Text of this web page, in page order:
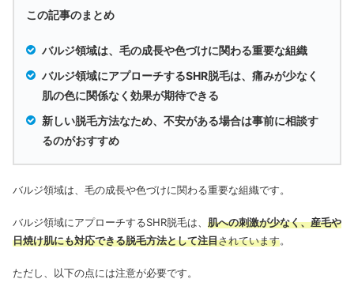
この記事のまとめ
バルジ領域は、毛の成長や色づけに関わる重要な組織
バルジ領域にアプローチするSHR脱毛は、痛みが少なく
肌の色に関係なく効果が期待できる
新しい脱毛方法なため、不安がある場合は事前に相談す
るのがおすすめ
バルジ領域は、毛の成長や色づけに関わる重要な組織です。
バルジ領域にアプローチするSHR脱毛は、 肌への刺激が少なく、産毛や
日焼け肌にも対応できる脱毛方法として注目されています。
ただし、以下の点には注意が必要です。